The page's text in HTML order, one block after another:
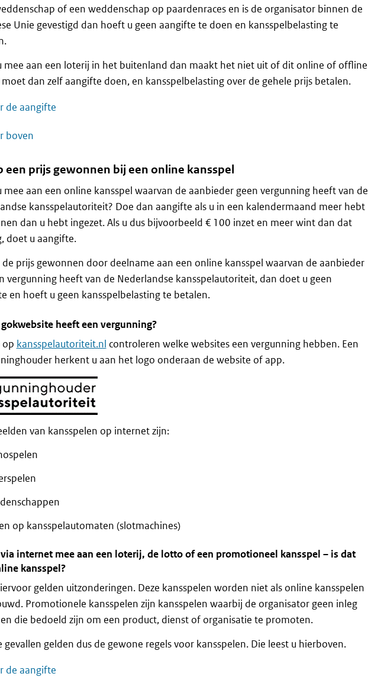
of een weddenschap op paardenraces en is de organisator binnen de
Unie gevestigd dan hoeft u geen aangifte te doen en kansspelbelasting te
mee aan een loterij in het buitenland dan maakt het niet uit of dit online of offline
moet dan zelf aangifte doen, en kansspelbelasting over de gehele prijs betalen.
de aangifte
boven
een prijs gewonnen bij een online kansspel
mee aan een online kansspel waarvan de aanbieder geen vergunning heeft van de
kansspelautoriteit? Doe dan aangifte als u in een kalendermaand meer hebt
dan u hebt ingezet. Als u dus bijvoorbeeld € 100 inzet en meer wint dan dat
doet u aangifte.
de prijs gewonnen door deelname aan een online kansspel waarvan de aanbieder
vergunning heeft van de Nederlandse kansspelautoriteit, dan doet u geen
en hoeft u geen kansspelbelasting te betalen.
heeft een vergunning?
op kansspelautoriteit.nl controleren welke websites een vergunning hebben. Een
herkent u aan het logo onderaan de website of app.
van kansspelen op internet zijn:
op kansspelautomaten (slotmachines)
internet mee aan een loterij, de lotto of een promotioneel kansspel – is dat
kansspel?
gelden uitzonderingen. Deze kansspelen worden niet als online kansspelen
Promotionele kansspelen zijn kansspelen waarbij de organisator geen inleg
die bedoeld zijn om een product, dienst of organisatie te promoten.
gevallen gelden dus de gewone regels voor kansspelen. Die leest u hierboven.
de aangifte